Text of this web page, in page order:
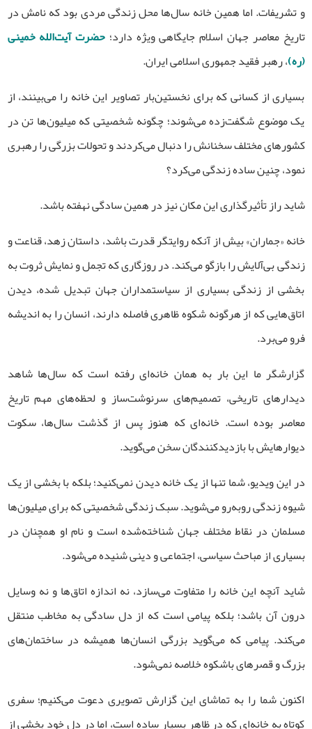
و تشریفات. اما همین خانه سال‌ها محل زندگی مردی بود که نامش در
تاریخ معاصر جهان اسلام جایگاهی ویژه دارد؛ حضرت آیت‌الله خمینی
(ره)، رهبر فقید جمهوری اسلامی ایران.
بسیاری از کسانی که برای نخستین‌بار تصاویر این خانه را می‌بینند، از
یک موضوع شگفت‌زده می‌شوند؛ چگونه شخصیتی که میلیون‌ها تن در
کشورهای مختلف سخنانش را دنبال می‌کردند و تحولات بزرگی را رهبری
نمود، چنین ساده زندگی می‌کرد؟
شاید راز تأثیرگذاری این مکان نیز در همین سادگی نهفته باشد.
خانه «جماران» بیش از آنکه روایتگر قدرت باشد، داستان زهد، قناعت و
زندگی بی‌آلایش را بازگو می‌کند. در روزگاری که تجمل و نمایش ثروت به
بخشی از زندگی بسیاری از سیاستمداران جهان تبدیل شده، دیدن
اتاق‌هایی که از هرگونه شکوه ظاهری فاصله دارند، انسان را به اندیشه
فرو می‌برد.
گزارشگر ما این بار به همان خانه‌ای رفته است که سال‌ها شاهد
دیدارهای تاریخی، تصمیم‌های سرنوشت‌ساز و لحظه‌های مهم تاریخ
معاصر بوده است. خانه‌ای که هنوز پس از گذشت سال‌ها، سکوت
دیوارهایش با بازدیدکنندگان سخن می‌گوید.
در این ویدیو، شما تنها از یک خانه دیدن نمی‌کنید؛ بلکه با بخشی از یک
شیوه زندگی روبه‌رو می‌شوید. سبک زندگی شخصیتی که برای میلیون‌ها
مسلمان در نقاط مختلف جهان شناخته‌شده است و نام او همچنان در
بسیاری از مباحث سیاسی، اجتماعی و دینی شنیده می‌شود.
شاید آنچه این خانه را متفاوت می‌سازد، نه اندازه اتاق‌ها و نه وسایل
درون آن باشد؛ بلکه پیامی است که از دل سادگی به مخاطب منتقل
می‌کند. پیامی که می‌گوید بزرگی انسان‌ها همیشه در ساختمان‌های
بزرگ و قصرهای باشکوه خلاصه نمی‌شود.
اکنون شما را به تماشای این گزارش تصویری دعوت می‌کنیم؛ سفری
کوتاه به خانه‌ای که در ظاهر بسیار ساده است، اما در دل خود بخشی از